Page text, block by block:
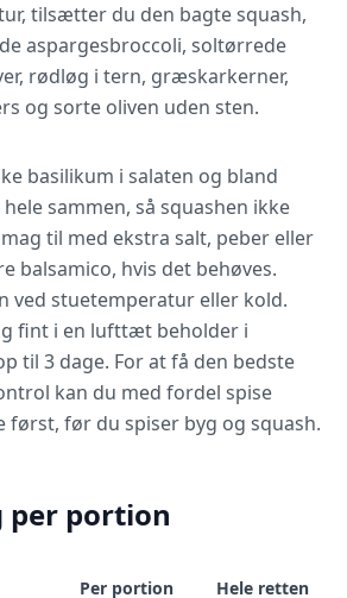
tilsætter du den bagte squash,
aspargesbroccoli, soltørrede
rødløg i tern, græskarkerner,
og sorte oliven uden sten.
basilikum i salaten og bland
sammen, så squashen ikke
til med ekstra salt, peber eller
balsamico, hvis det behøves.
ved stuetemperatur eller kold.
fint i en lufttæt beholder i
til 3 dage. For at få den bedste
kan du med fordel spise
først, før du spiser byg og squash.
portion
Per portion Hele retten